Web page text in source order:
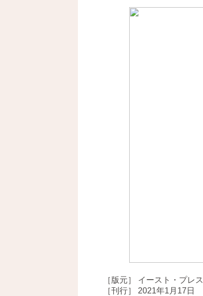
［版元］ イースト・プレス
［刊行］ 2021年1月17日